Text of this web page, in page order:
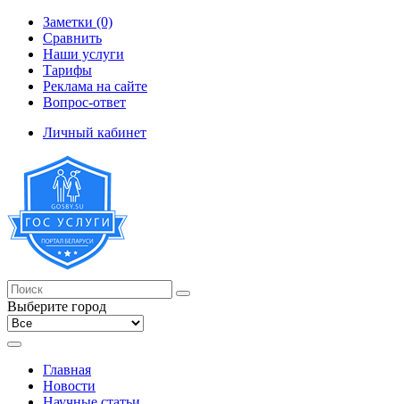
Заметки (0)
Сравнить
Наши услуги
Тарифы
Реклама на сайте
Вопрос-ответ
Личный кабинет
Выберите город
Главная
Новости